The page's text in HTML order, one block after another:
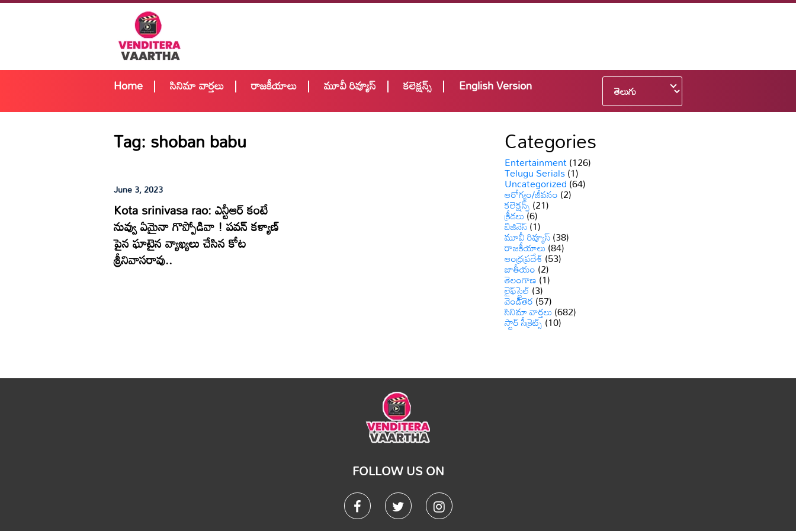
Home సినిమా వార్తలు రాజకీయాలు మూవీ రివ్యూస్ కలెక్షన్స్ English Version
Tag:shoban babu
June 3, 2023
Kota srinivasa rao: ఎన్టీఆర్ కంటే
నువ్వు ఏమైనా గొప్పోడివా ! పవన్ కళ్యాణ్
పైన ఘాటైన వ్యాఖ్యలు చేసిన కోట
శ్రీనివాసరావు..
Categories
Entertainment(126)
Telugu Serials(1)
Uncategorized(64)
ఆరోగ్యం/జీవనం(2)
కలెక్షన్స్(21)
క్రీడలు(6)
బిజినెస్(1)
మూవీ రివ్యూస్(38)
రాజకీయాలు(84)
ఆంధ్రప్రదేశ్(53)
జాతీయం(2)
తెలంగాణ(1)
లైఫ్‌స్టైల్(3)
వెండితెర(57)
సినిమా వార్తలు(682)
స్టార్ సీక్రెట్స్(10)
FOLLOW US ON